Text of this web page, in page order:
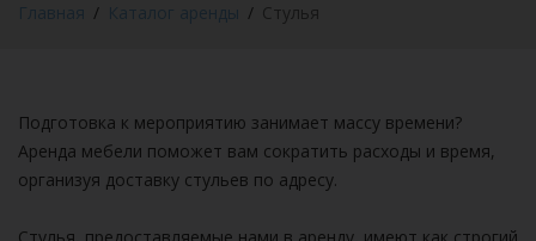
Главная Каталог аренды Стулья
Подготовка к мероприятию занимает массу времени?
Аренда мебели поможет вам сократить расходы и время,
организуя доставку стульев по адресу.